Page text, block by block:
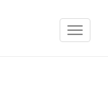
Toggle
navigation